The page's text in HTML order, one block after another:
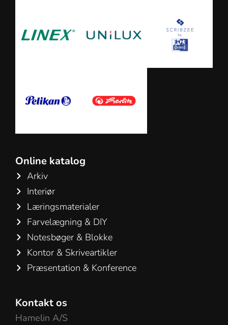
Online katalog
Arkiv
Interiør
Læringsmaterialer
Farvelægning & DIY
Notesbøger & Blokke
Kontor & Skriveartikler
Præsentation & Konference
Kontakt os
Hamelin A/S